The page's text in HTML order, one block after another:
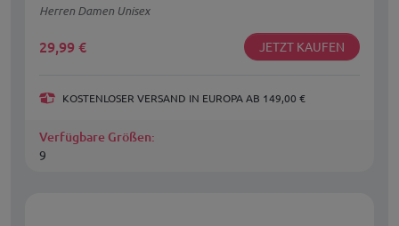
Herren Damen Unisex
29,99 € JETZT KAUFEN
KOSTENLOSER VERSAND IN EUROPA AB 149,00 €
Verfügbare Größen:
9